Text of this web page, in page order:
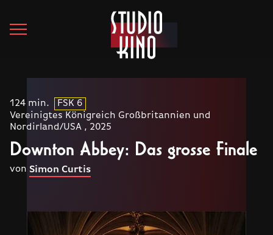
124 min.
FSK 6
Vereinigtes Königreich Großbritannien und
Nordirland/USA , 2025
Downton Abbey: Das grosse Finale
von Simon Curtis